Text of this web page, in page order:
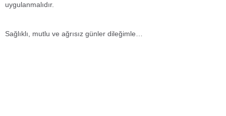
uygulanmalıdır.
Sağlıklı, mutlu ve ağrısız günler dileğimle…